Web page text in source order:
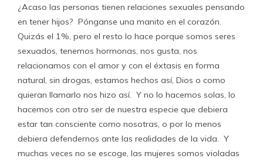
¿Acaso las personas tienen relaciones sexuales pensando
en tener hijos? Pónganse una manito en el corazón.
Quizás el 1%, pero el resto lo hace porque somos seres
sexuados, tenemos hormonas, nos gusta, nos
relacionamos con el amor y con el éxtasis en forma
natural, sin drogas, estamos hechos así, Dios o como
quieran llamarlo nos hizo así. Y no lo hacemos solas, lo
hacemos con otro ser de nuestra especie que debiera
estar tan consciente como nosotras, o por lo menos
debiera defendernos ante las realidades de la vida. Y
muchas veces no se escoge, las mujeres somos violadas